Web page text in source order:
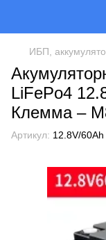
ИБП,
LiFePo4
Клемма –
Артикул: 12.8V/60Ah